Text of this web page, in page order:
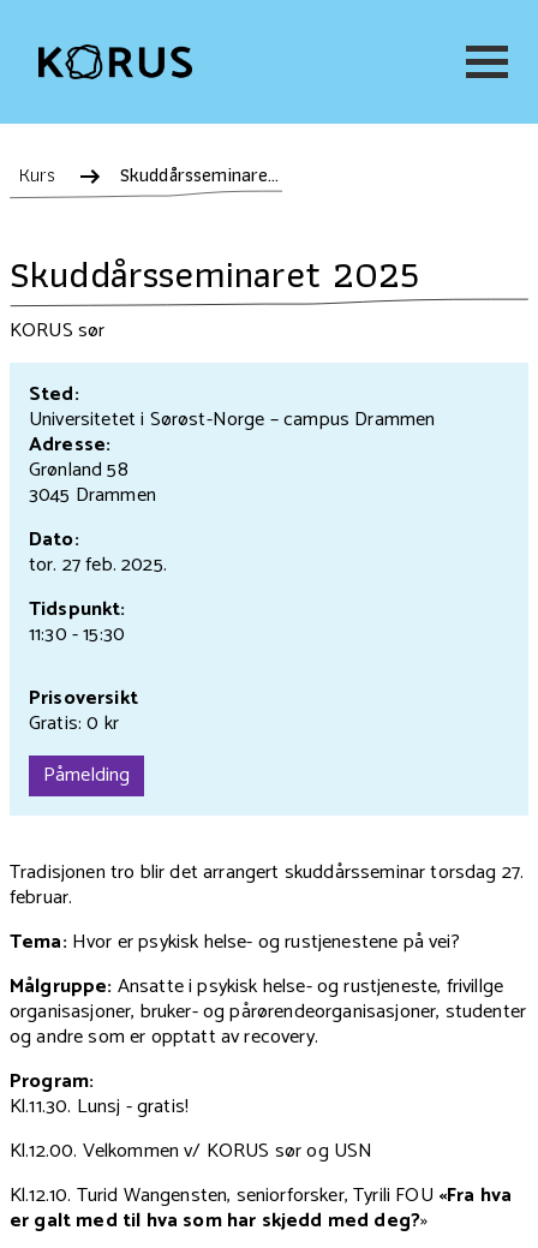
Kurs Skuddårsseminaret 2025
Skuddårsseminaret 2025
KORUS sør
Sted:
Universitetet i Sørøst-Norge – campus Drammen
Adresse:
Grønland 58
3045 Drammen
Dato:
tor. 27 feb.2025.
Tidspunkt:
11:30 - 15:30
Prisoversikt
Gratis: 0 kr
Påmelding
Tradisjonen tro blir det arrangert skuddårsseminar torsdag 27.
februar.
Tema: Hvor er psykisk helse- og rustjenestene på vei?
Målgruppe: Ansatte i psykisk helse- og rustjeneste, frivillge
organisasjoner, bruker- og pårørendeorganisasjoner, studenter
og andre som er opptatt av recovery.
Program:
Kl.11.30. Lunsj - gratis!
Kl.12.00. Velkommen v/ KORUS sør og USN
Kl.12.10. Turid Wangensten, seniorforsker, Tyrili FOU «Fra hva
er galt med til hva som har skjedd med deg?»